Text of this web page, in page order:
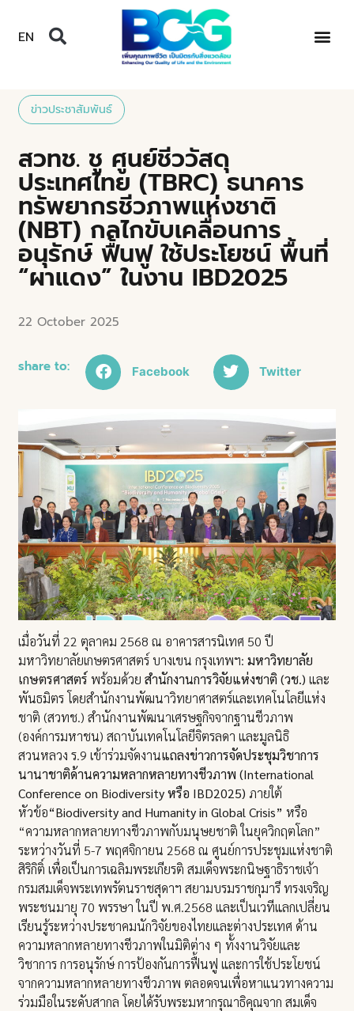
EN
ข่าวประชาสัมพันธ์
สวทช. ชู ศูนย์ชีววัสดุ
ประเทศไทย (TBRC) ธนาคาร
ทรัพยากรชีวภาพแห่งชาติ
(NBT) กลไกขับเคลื่อนการ
อนุรักษ์ ฟื้นฟู ใช้ประโยชน์ พื้นที่
“ผาแดง” ในงาน IBD2025
22 October 2025
share to: Facebook Twitter
เมื่อวันที่ 22 ตุลาคม 2568 ณ อาคารสารนิเทศ 50 ปี
มหาวิทยาลัยเกษตรศาสตร์ บางเขน กรุงเทพฯ:มหาวิทยาลัย
เกษตรศาสตร์ พร้อมด้วยสำนักงานการวิจัยแห่งชาติ (วช.) และ
พันธมิตร โดยสำนักงานพัฒนาวิทยาศาสตร์และเทคโนโลยีแห่ง
ชาติ (สวทช.) สำนักงานพัฒนาเศรษฐกิจจากฐานชีวภาพ
(องค์การมหาชน) สถาบันเทคโนโลยีจิตรลดา และมูลนิธิ
สวนหลวง ร.9 เข้าร่วมจัดงานแถลงข่าวการจัดประชุมวิชาการ
นานาชาติด้านความหลากหลายทางชีวภาพ (International
Conference on Biodiversityหรือ IBD2025) ภายใต้
หัวข้อ“Biodiversity and Humanity in Global Crisis” หรือ
“ความหลากหลายทางชีวภาพกับมนุษยชาติ ในยุควิกฤตโลก”
ระหว่างวันที่ 5-7 พฤศจิกายน 2568 ณ ศูนย์การประชุมแห่งชาติ
สิริกิติ์ เพื่อเป็นการเฉลิมพระเกียรติ สมเด็จพระกนิษฐาธิราชเจ้า
กรมสมเด็จพระเทพรัตนราชสุดาฯ สยามบรมราชกุมารี ทรงเจริญ
พระชนมายุ 70 พรรษา ในปี พ.ศ.2568 และเป็นเวทีแลกเปลี่ยน
เรียนรู้ระหว่างประชาคมนักวิจัยของไทยและต่างประเทศ ด้าน
ความหลากหลายทางชีวภาพในมิติต่าง ๆ ทั้งงานวิจัยและ
วิชาการ การอนุรักษ์ การป้องกันการฟื้นฟู และการใช้ประโยชน์
จากความหลากหลายทางชีวภาพ ตลอดจนเพื่อหาแนวทางความ
ร่วมมือในระดับสากล โดยได้รับพระมหากรุณาธิคุณจาก สมเด็จ